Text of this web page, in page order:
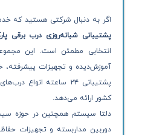
اگر به دنبال شرکتی هستید که
پشتیبانی شبانه‌روزی درب برقی
انتخابی مطمئن است. این
آموزش‌دیده و تجهیزات پیشرفته،
پشتیبانی ۲۴ ساعته
کشور ارائه می‌دهد.
دلتا سیستم همچنین در حوزه
دوربین مداربسته و تجهیزات